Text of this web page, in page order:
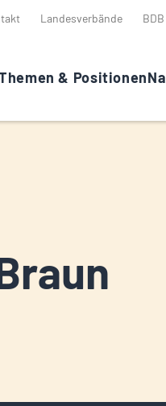
Landesverbände
& Positionen